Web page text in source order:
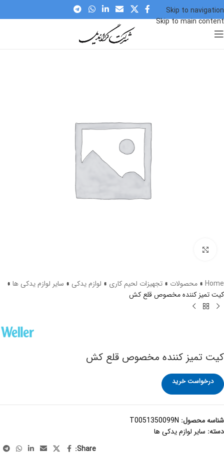
Skip to navigation
Skip to main content
Home
» محصولات » تجهیزات لحیم کاری » لوازم یدکی » سایر لوازم یدکی ها »
کيت تميز کننده مخصوص قلع کش
کيت تميز کننده مخصوص قلع کش
درخواست خرید
شناسه محصول: T0051350099N
دسته: سایر لوازم یدکی ها
Share: